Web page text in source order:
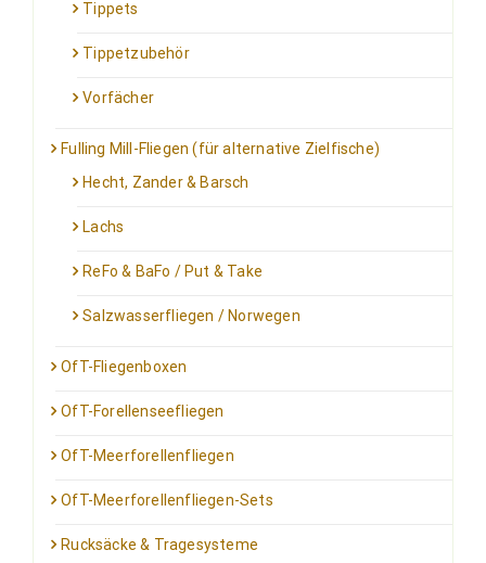
Tippets
Tippetzubehör
Vorfächer
Fulling Mill-Fliegen (für alternative Zielfische)
Hecht, Zander & Barsch
Lachs
ReFo & BaFo / Put & Take
Salzwasserfliegen / Norwegen
OfT-Fliegenboxen
OfT-Forellenseefliegen
OfT-Meerforellenfliegen
OfT-Meerforellenfliegen-Sets
Rucksäcke & Tragesysteme